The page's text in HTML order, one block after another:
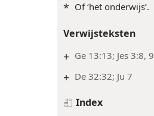
* Of ‘het onderwijs’.
Verwijsteksten
+ Ge 13:13; Jes 3:8, 9
+ De 32:32; Ju 7
Index